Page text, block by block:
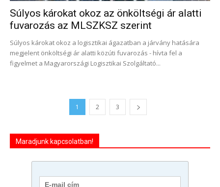
Súlyos károkat okoz az önköltségi ár alatti
fuvarozás az MLSZKSZ szerint
Súlyos károkat okoz a logisztikai ágazatban a járvány hatására
megjelent önköltségi ár alatti közúti fuvarozás - hívta fel a
figyelmet a Magyarországi Logisztikai Szolgáltató...
1 2 3
Maradjunk kapcsolatban!